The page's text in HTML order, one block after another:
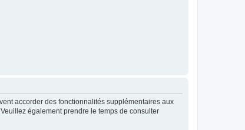
accorder des fonctionnalités supplémentaires aux
également prendre le temps de consulter